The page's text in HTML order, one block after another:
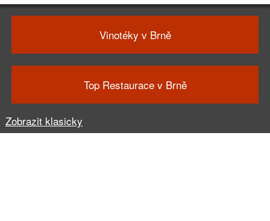
Vinotéky v Brně
Top Restaurace v Brně
Zobrazit klasicky